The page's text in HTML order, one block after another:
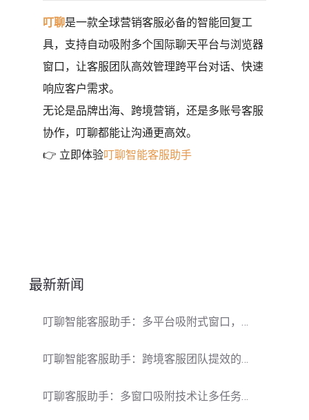
叮聊是一款全球营销客服必备的智能回复工
具，支持自动吸附多个国际聊天平台与浏览器
窗口，让客服团队高效管理跨平台对话、快速
响应客户需求。
无论是品牌出海、跨境营销，还是多账号客服
协作，叮聊都能让沟通更高效。
👉 立即体验叮聊智能客服助手
最新新闻
叮聊智能客服助手：多平台吸附式窗口，让全球客服高效回复更轻松
叮聊智能客服助手：跨境客服团队提效的多平台吸附利器
叮聊客服助手：多窗口吸附技术让多任务客服更高效